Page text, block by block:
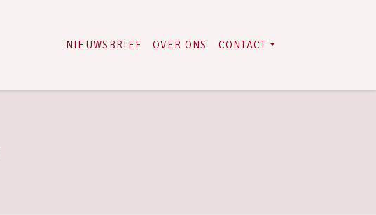
NIEUWSBRIEF OVER ONS CONTACT